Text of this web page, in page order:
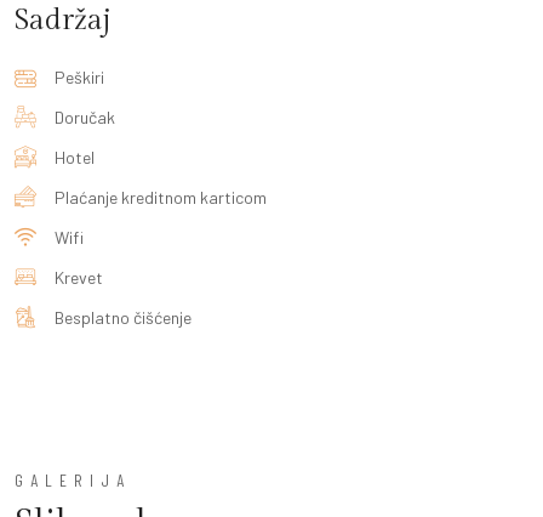
Sadržaj
Peškiri
Doručak
Hotel
Plaćanje kreditnom karticom
Wifi
Krevet
Besplatno čišćenje
GALERIJA